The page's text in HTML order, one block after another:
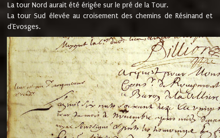
La tour Nord aurait été érigée sur le pré de la Tour.
La tour Sud élevée au croisement des chemins de Résinand et
d'Evosges.